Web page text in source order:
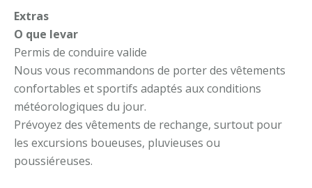
Extras
O que levar
Permis de conduire valide
Nous vous recommandons de porter des vêtements
confortables et sportifs adaptés aux conditions
météorologiques du jour.
Prévoyez des vêtements de rechange, surtout pour
les excursions boueuses, pluvieuses ou
poussiéreuses.